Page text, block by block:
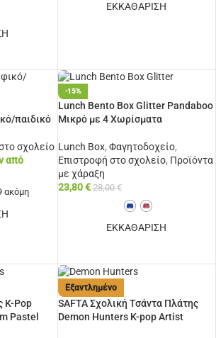
ΕΚΚΑΘΑΡΙΣΗ
παιδικό
σχολείο
από
ακόμη
-15%
Lunch Bento Box Glitter Pandaboo
Μικρό με 4 Χωρίσματα
Lunch Box, Φαγητοδοχείο,
Επιστροφή στο σχολείο, Προϊόντα
με χάραξη
23,80€ 28,00€
ΕΚΚΑΘΑΡΙΣΗ
K-Pop
Pastel
Εξαντλημένο
SAFTA Σχολική Τσάντα Πλάτης
Demon Hunters K-pop Artist